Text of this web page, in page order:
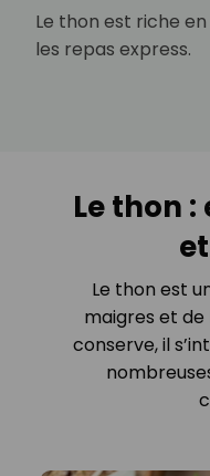
Le thon est riche
les repas express.
Le thon
Le thon est
maigres et de
conserve, il